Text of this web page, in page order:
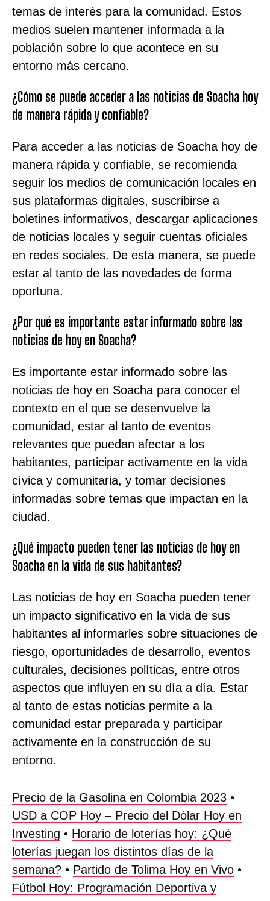
temas de interés para la comunidad. Estos
medios suelen mantener informada a la
población sobre lo que acontece en su
entorno más cercano.
¿Cómo se puede acceder a las noticias de Soacha hoy
de manera rápida y confiable?
Para acceder a las noticias de Soacha hoy de
manera rápida y confiable, se recomienda
seguir los medios de comunicación locales en
sus plataformas digitales, suscribirse a
boletines informativos, descargar aplicaciones
de noticias locales y seguir cuentas oficiales
en redes sociales. De esta manera, se puede
estar al tanto de las novedades de forma
oportuna.
¿Por qué es importante estar informado sobre las
noticias de hoy en Soacha?
Es importante estar informado sobre las
noticias de hoy en Soacha para conocer el
contexto en el que se desenvuelve la
comunidad, estar al tanto de eventos
relevantes que puedan afectar a los
habitantes, participar activamente en la vida
cívica y comunitaria, y tomar decisiones
informadas sobre temas que impactan en la
ciudad.
¿Qué impacto pueden tener las noticias de hoy en
Soacha en la vida de sus habitantes?
Las noticias de hoy en Soacha pueden tener
un impacto significativo en la vida de sus
habitantes al informarles sobre situaciones de
riesgo, oportunidades de desarrollo, eventos
culturales, decisiones políticas, entre otros
aspectos que influyen en su día a día. Estar
al tanto de estas noticias permite a la
comunidad estar preparada y participar
activamente en la construcción de su
entorno.
Precio de la Gasolina en Colombia 2023 •
USD a COP Hoy – Precio del Dólar Hoy en
Investing • Horario de loterías hoy: ¿Qué
loterías juegan los distintos días de la
semana? • Partido de Tolima Hoy en Vivo •
Fútbol Hoy: Programación Deportiva y